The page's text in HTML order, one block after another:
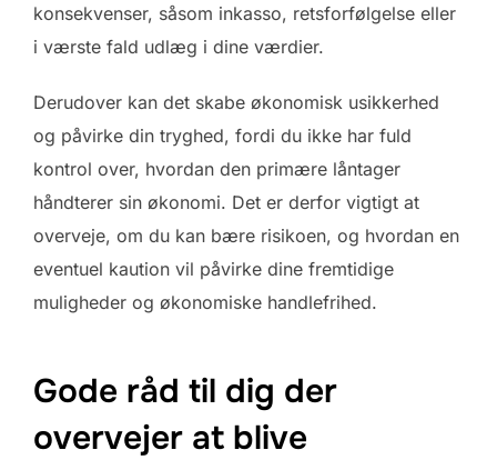
konsekvenser, såsom inkasso, retsforfølgelse eller
i værste fald udlæg i dine værdier.
Derudover kan det skabe økonomisk usikkerhed
og påvirke din tryghed, fordi du ikke har fuld
kontrol over, hvordan den primære låntager
håndterer sin økonomi. Det er derfor vigtigt at
overveje, om du kan bære risikoen, og hvordan en
eventuel kaution vil påvirke dine fremtidige
muligheder og økonomiske handlefrihed.
Gode råd til dig der
overvejer at blive